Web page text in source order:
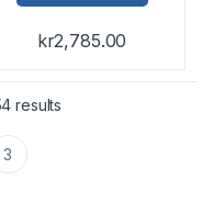
kr2,785.00
results
3